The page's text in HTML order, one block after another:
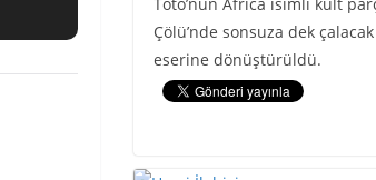
Çölü’nde sonsuza dek
eserine dönüştürüldü.